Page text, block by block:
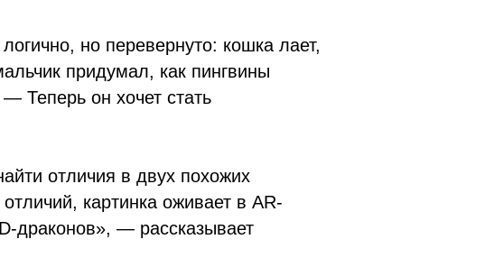
но перевернуто: кошка лает,
придумал, как пингвины
Теперь он хочет стать
отличия в двух похожих
картинка оживает в AR-
драконов», — рассказывает